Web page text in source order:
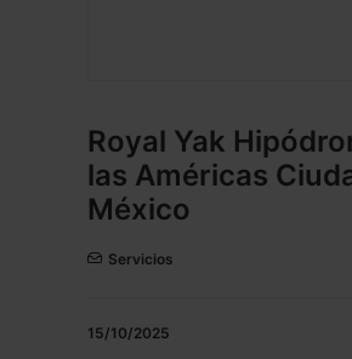
Royal Yak
las Américas
México
Servicios
15/10/2025